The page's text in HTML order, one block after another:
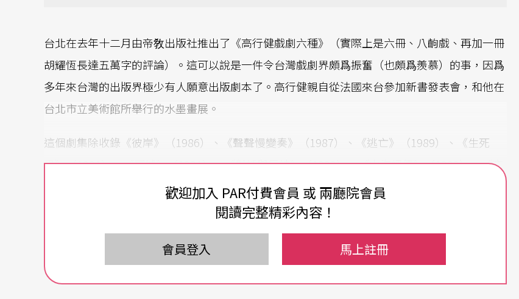
台北在去年十二月由帝敎出版社推出了《高行健戲劇六種》（實際上是六冊、八齣戲、再加一冊
胡耀恆長達五萬字的評論）。這可以說是一件令台灣戲劇界頗爲振奮（也頗爲羨慕）的事，因爲
多年來台灣的出版界極少有人願意出版劇本了。高行健親自從法國來台參加新書發表會，和他在
台北市立美術館所舉行的水墨畫展。
這個劇集除收錄《彼岸》（1986）、《聲聲慢變奏》（1987）、《逃亡》（1989）、《生死
界》（1991）、《冥城》（1991）、《對話與反詰》（1992）、《山海經傳》（1993）、《夜
逆神》（1993）（以上均爲定稿日期）等八個作品外，還有好幾篇高行健的戲劇論述。高行健說
他的劇作法跟他的表演論有密切的關係，也就是說導演和演員要了解高行健對表演的觀念才能演
好他的戲；所以，我想讀者最好也要明白他的表達形式和他對表演方面的想法。
我在讀完他的〈我的戲和我的鑰匙〉（收在《冥城》）一文後，特就該文與《冥城》和他作了一
次對談，事後他又寄了〈劇作法與中性演員〉（手稿）給我參考。下面是這次談話的主要內容，
歡迎加入 PAR付費會員 或 兩廳院會員
閱讀完整精彩內容！
會員登入 馬上註冊